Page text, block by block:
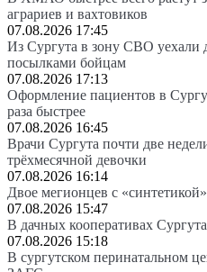
аграриев и вахтовиков
07.08.2026 17:45
Из Сургута в зону СВО уехали
посылками бойцам
07.08.2026 17:13
Оформление пациентов в
раза быстрее
07.08.2026 16:45
Врачи Сургута почти две
трёхмесячной девочки
07.08.2026 16:14
Двое мегионцев с
07.08.2026 15:47
В дачных кооперативах
07.08.2026 15:18
В сургутском перинатальном